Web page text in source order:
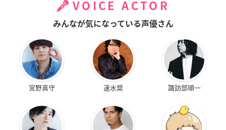
VOICE ACTOR
みんなが気になっている声優さん
宮野真守 速水奨 諏訪部順一